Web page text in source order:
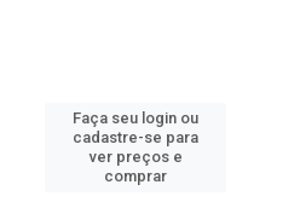
Faça seu login ou
cadastre-se para
ver preços e
comprar